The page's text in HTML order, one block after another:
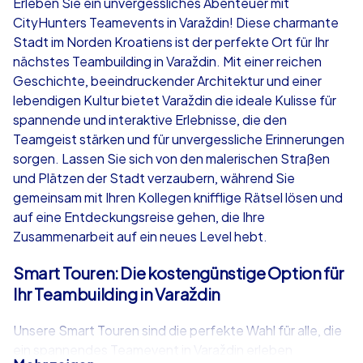
ab €49,99
iPad Tour
Varaždin
1,5-3,0 h 15-1,000
ab €49,99
Krimi iPad
CityHunters Teamevents in Varaždin! Diese charmante
Stadt im Norden Kroatiens ist der perfekte Ort für Ihr
nächstes Teambuilding in Varaždin. Mit einer reichen
Geschichte, beeindruckender Architektur und einer
lebendigen Kultur bietet Varaždin die ideale Kulisse für
spannende und interaktive Erlebnisse, die den
Teamgeist stärken und für unvergessliche Erinnerungen
sorgen. Lassen Sie sich von den malerischen Straßen
und Plätzen der Stadt verzaubern, während Sie
gemeinsam mit Ihren Kollegen knifflige Rätsel lösen und
auf eine Entdeckungsreise gehen, die Ihre
Zusammenarbeit auf ein neues Level hebt.
Smart Touren: Die kostengünstige Option für
Ihr Teambuilding in Varaždin
Unsere Smart Touren sind die perfekte Wahl für alle, die